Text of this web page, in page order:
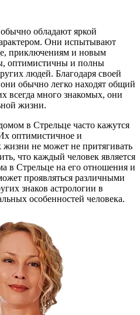
обладают яркой
Они испытывают
приключениям и новым
оптимистичны и полны
людей. Благодаря своей
обычно легко находят общий
всегда много знакомых, они
жизни.
в Стрельце часто кажутся
оптимистичное и
не может не притягивать
что каждый человек является
в Стрельце на его отношения и
проявляться различными
знаков астрологии в
особенностей человека.